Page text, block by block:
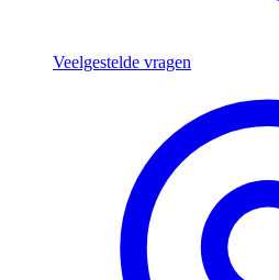
Veelgestelde vragen